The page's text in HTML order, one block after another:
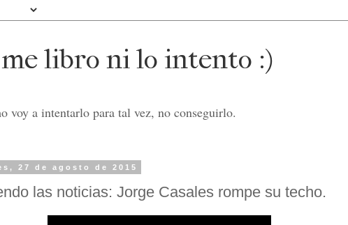
libro ni lo intento :)
voy a intentarlo para tal vez, no conseguirlo.
27 de agosto de 2015
las noticias: Jorge Casales rompe su techo.